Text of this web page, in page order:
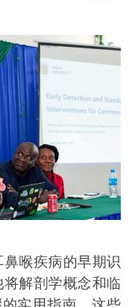
喉疾病的早期识
解剖学概念和临